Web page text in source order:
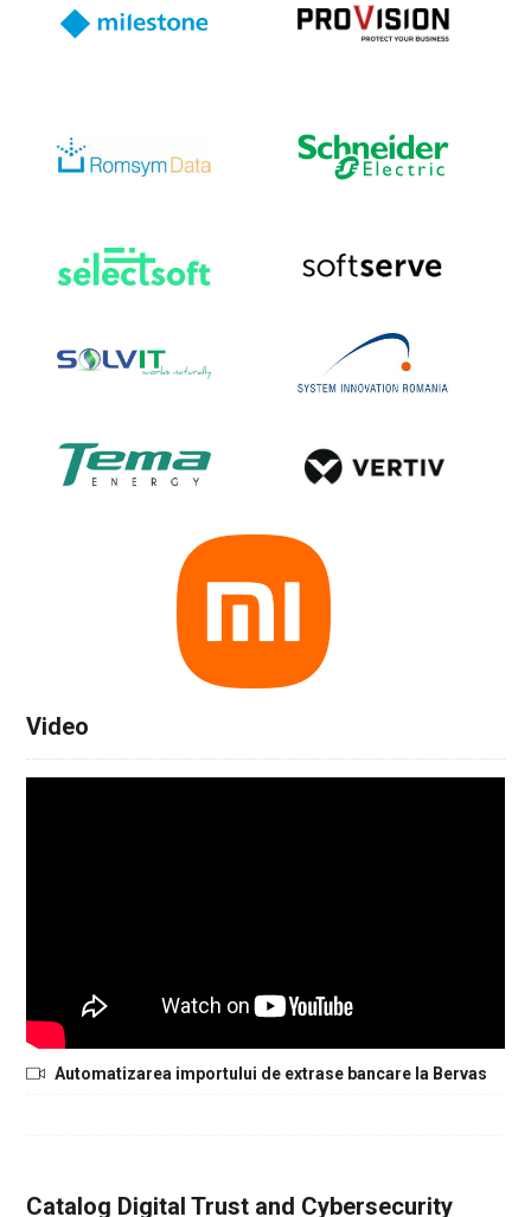
Video
Automatizarea importului de extrase bancare la Bervas
Catalog Digital Trust and Cybersecurity